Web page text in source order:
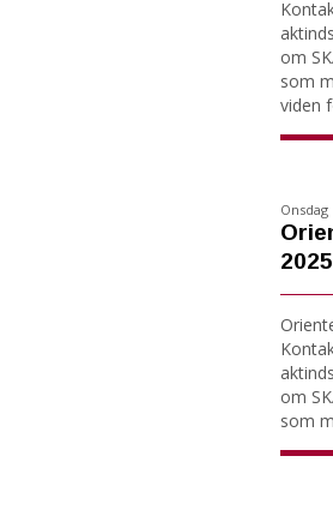
om
som
viden
2025
om
som